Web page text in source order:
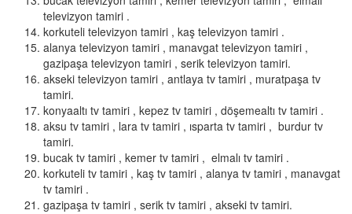
televizyon tamiri .
korkuteli televizyon tamiri , kaş televizyon tamiri .
alanya televizyon tamiri , manavgat televizyon tamiri ,
gazipaşa televizyon tamiri , serik televizyon tamiri.
akseki televizyon tamiri , antlaya tv tamiri , muratpaşa tv
tamiri.
konyaaltı tv tamiri , kepez tv tamiri , döşemealtı tv tamiri .
aksu tv tamiri , lara tv tamiri , ısparta tv tamiri , burdur tv
tamiri.
bucak tv tamiri , kemer tv tamiri , elmalı tv tamiri .
korkuteli tv tamiri , kaş tv tamiri , alanya tv tamiri , manavgat
tv tamiri .
gazipaşa tv tamiri , serik tv tamiri , akseki tv tamiri.